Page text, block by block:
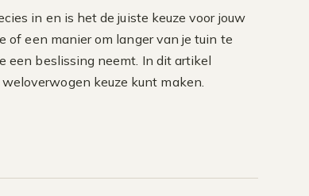
in en is het de juiste keuze voor jouw
of een manier om langer van je tuin te
een beslissing neemt. In dit artikel
keuze kunt maken.